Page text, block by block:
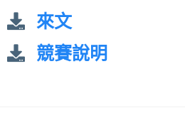
來文
競賽說明